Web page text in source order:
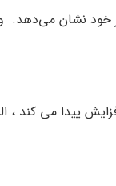
و معمولا ضخامتی
پیدا می کند ،